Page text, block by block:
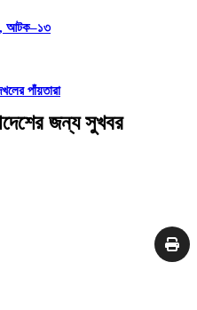
আটক–১৩
পাঁয়তারা
জন্য সুখবর